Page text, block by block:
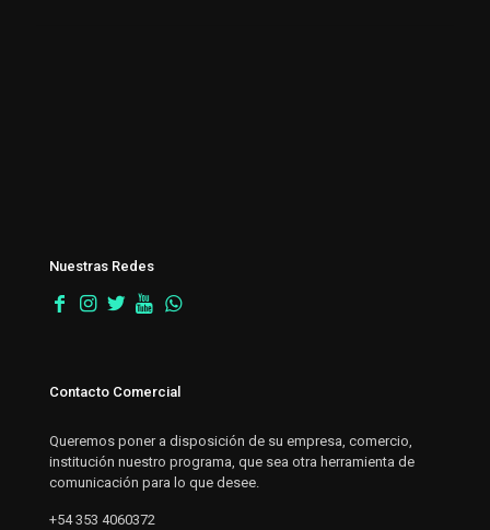
Nuestras Redes
Contacto Comercial
Queremos poner a disposición de su empresa, comercio,
institución nuestro programa, que sea otra herramienta de
comunicación para lo que desee.
+54 353 4060372